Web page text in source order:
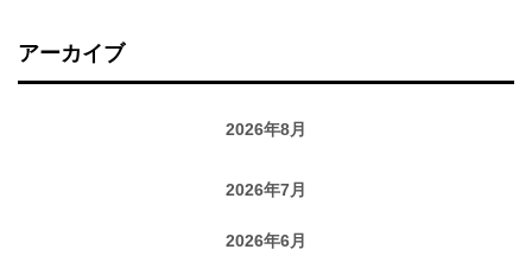
アーカイブ
2026年8月
2026年7月
2026年6月